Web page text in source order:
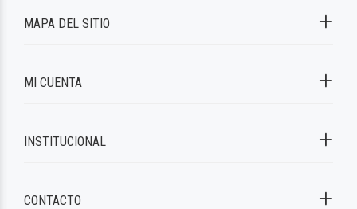
MAPA DEL SITIO
MI CUENTA
INSTITUCIONAL
CONTACTO